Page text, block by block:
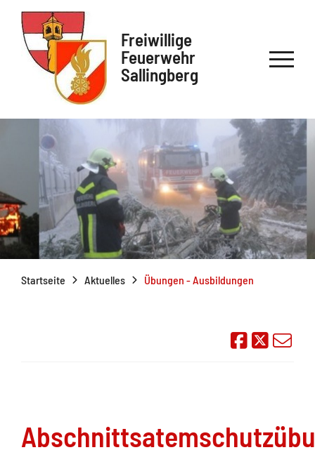
Freiwillige
Feuerwehr
Sallingberg
Startseite Aktuelles Übungen - Ausbildungen
Auf